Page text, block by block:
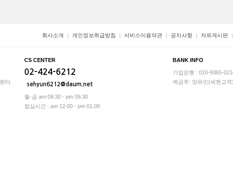
회사소개 개인정보취급방침 서비스이용약관 공지사항 자유게시판
타
CS CENTER
02-424-6212
sehyun6212@daum.net
월-금 am 09:30 - pm 05:30
점심시간 : am 12:00 - pm 01:00
BANK INFO
기업은행 : 010-9365-
예금주: 양유민(세현교역)